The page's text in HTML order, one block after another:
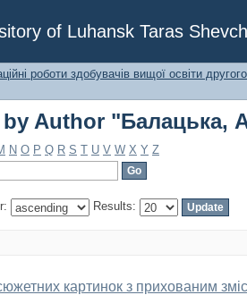
of Luhansk Taras
by Author "Балацька,
роботи здобувачів вищої освіти
by Author "Балацька,
N O P Q R S T U V W X Y Z
Results:
картинок з прихованим